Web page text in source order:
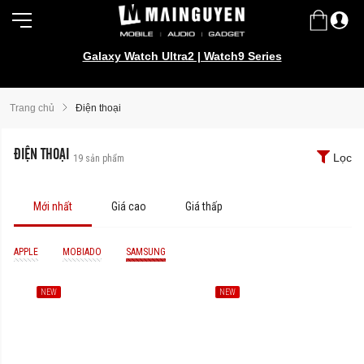
Galaxy Watch Ultra2 | Watch9 Series
Trang chủ Điện thoại
ĐIỆN THOẠI 19 sản phẩm Lọc
Mới nhất Giá cao Giá thấp
APPLE MOBIADO SAMSUNG
NEW NEW